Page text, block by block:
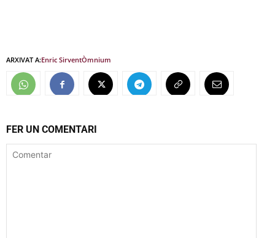
ARXIVAT A:Enric SirventÒmnium
FER UN COMENTARI